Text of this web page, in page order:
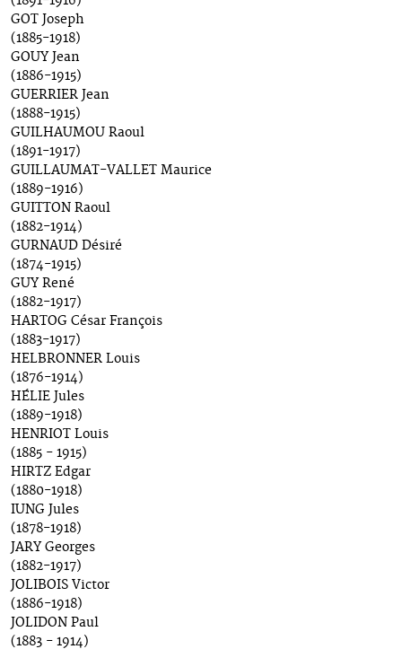
GOT Joseph
(1885-1918)
GOUY Jean
(1886-1915)
GUERRIER Jean
(1888-1915)
GUILHAUMOU Raoul
(1891-1917)
GUILLAUMAT-VALLET Maurice
(1889-1916)
GUITTON Raoul
(1882-1914)
GURNAUD Désiré
(1874-1915)
GUY René
(1882-1917)
HARTOG César François
(1883-1917)
HELBRONNER Louis
(1876-1914)
HÉLIE Jules
(1889-1918)
HENRIOT Louis
(1885 - 1915)
HIRTZ Edgar
(1880-1918)
IUNG Jules
(1878-1918)
JARY Georges
(1882-1917)
JOLIBOIS Victor
(1886-1918)
JOLIDON Paul
(1883 - 1914)